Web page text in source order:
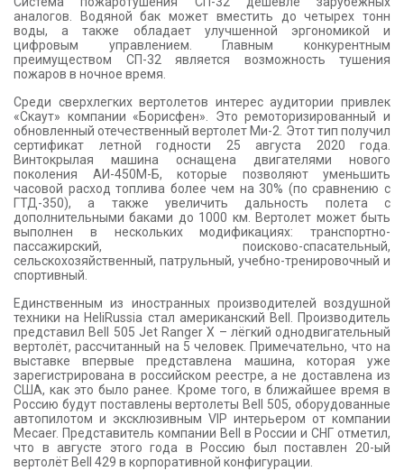
аналогов. Водяной бак может вместить до четырех тонн
воды, а также обладает улучшенной эргономикой и
цифровым управлением. Главным конкурентным
преимуществом СП-32 является возможность тушения
пожаров в ночное время.
Среди сверхлегких вертолетов интерес аудитории привлек
«Скаут» компании «Борисфен». Это ремоторизированный и
обновленный отечественный вертолет Ми-2. Этот тип получил
сертификат летной годности 25 августа 2020 года.
Винтокрылая машина оснащена двигателями нового
поколения АИ-450М-Б, которые позволяют уменьшить
часовой расход топлива более чем на 30% (по сравнению с
ГТД-350), а также увеличить дальность полета с
дополнительными баками до 1000 км. Вертолет может быть
выполнен в нескольких модификациях: транспортно-
пассажирский, поисково-спасательный,
сельскохозяйственный, патрульный, учебно-тренировочный и
спортивный.
Единственным из иностранных производителей воздушной
техники на HeliRussia стал американский Bell. Производитель
представил Bell 505 Jet Ranger X – лёгкий однодвигательный
вертолёт, рассчитанный на 5 человек. Примечательно, что на
выставке впервые представлена машина, которая уже
зарегистрирована в российском реестре, а не доставлена из
США, как это было ранее. Кроме того, в ближайшее время в
Россию будут поставлены вертолеты Bell 505, оборудованные
автопилотом и эксклюзивным VIP интерьером от компании
Mecaer. Представитель компании Bell в России и СНГ отметил,
что в августе этого года в Россию был поставлен 20-ый
вертолёт Bell 429 в корпоративной конфигурации.